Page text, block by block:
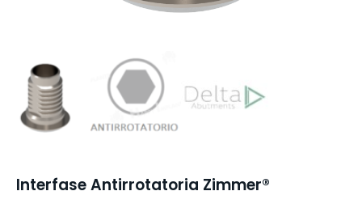
Interfase Antirrotatoria Zimmer®